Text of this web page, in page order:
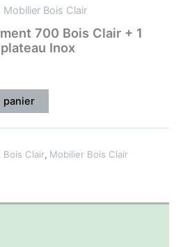
Mobilier Bois Clair
700 Bois Clair + 1
Inox
panier
Bois Clair, Mobilier Bois Clair